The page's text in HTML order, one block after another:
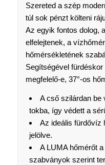
Szereted a szép
túl sok pénzt költeni
Az egyik fontos dolog,
elfelejtenek, a
hőmérsékletének
Segítségével
megfelelő-e, 37°-os
A cső szilárdan be
tokba, így védett a
Az ideális fürdővíz
jelölve.
A LUMA hőmérőt
szabványok szerint